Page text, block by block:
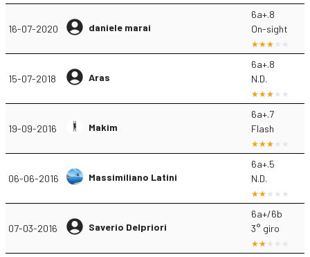
16-07-2020 daniele marai
6a+.8
On-sight
15-07-2018 Aras
6a+.8
N.D.
19-09-2016 Makim
6a+.7
Flash
06-06-2016 Massimiliano Latini
6a+.5
N.D.
07-03-2016 Saverio Delpriori
6a+/6b
3° giro